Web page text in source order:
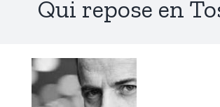
Qui repose en